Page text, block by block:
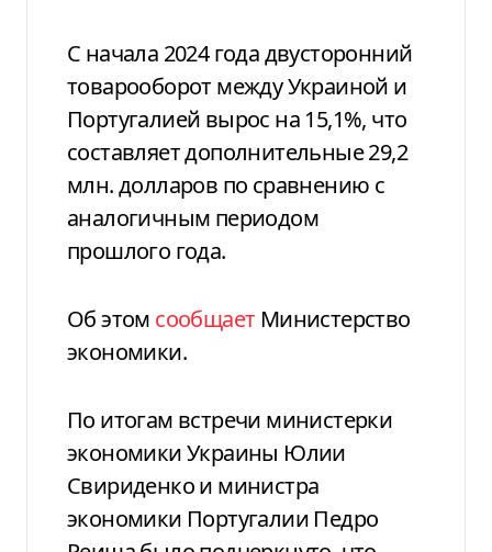
С начала 2024 года двусторонний
товарооборот между Украиной и
Португалией вырос на 15,1%, что
составляет дополнительные 29,2
млн. долларов по сравнению с
аналогичным периодом
прошлого года.
Об этом сообщает Министерство
экономики.
По итогам встречи министерки
экономики Украины Юлии
Свириденко и министра
экономики Португалии Педро